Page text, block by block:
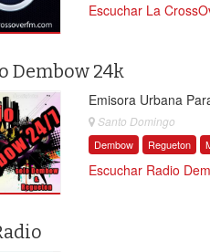
Escuchar La
Dembow 24k
Emisora Urbana
Santo Domingo
Dembow Regueton
Escuchar Radio